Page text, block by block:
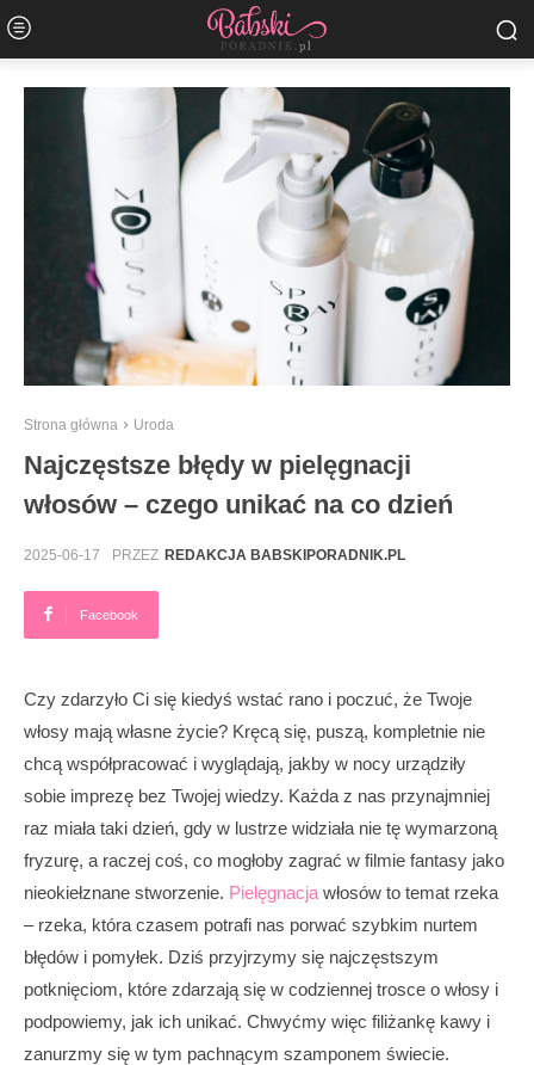
Strona główna Uroda
Najczęstsze błędy w pielęgnacji
włosów – czego unikać na co dzień
2025-06-17 PRZEZ REDAKCJA BABSKIPORADNIK.PL
Facebook
Czy zdarzyło Ci się kiedyś wstać rano i poczuć, że Twoje
włosy mają własne życie? Kręcą się, puszą, kompletnie nie
chcą współpracować i wyglądają, jakby w nocy urządziły
sobie imprezę bez Twojej wiedzy. Każda z nas przynajmniej
raz miała taki dzień, gdy w lustrze widziała nie tę wymarzoną
fryzurę, a raczej coś, co mogłoby zagrać w filmie fantasy jako
nieokiełznane stworzenie. Pielęgnacja włosów to temat rzeka
– rzeka, która czasem potrafi nas porwać szybkim nurtem
błędów i pomyłek. Dziś przyjrzymy się najczęstszym
potknięciom, które zdarzają się w codziennej trosce o włosy i
podpowiemy, jak ich unikać. Chwyćmy więc filiżankę kawy i
zanurzmy się w tym pachnącym szamponem świecie.